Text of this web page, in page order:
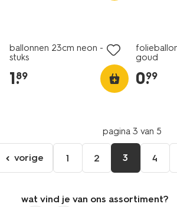
ballonnen 23cm neon - 10
stuks
1.
89
goud
0.
99
pagina 3 van 5
ga
naar
vorige
vorige 1 2 3 4
wat vind je van ons assortiment?